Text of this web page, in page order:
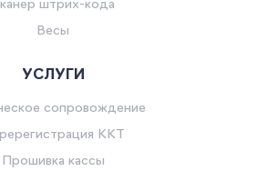
штрих-кода
Весы
УСЛУГИ
сопровождение
ККТ
Прошивка кассы